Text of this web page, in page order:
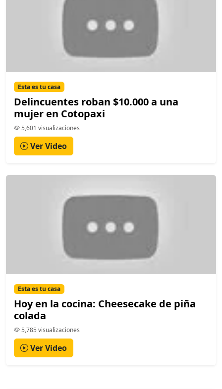
Esta es tu casa
Delincuentes roban $10.000 a una
mujer en Cotopaxi
5,601 visualizaciones
Ver Video
Esta es tu casa
Hoy en la cocina: Cheesecake de piña
colada
5,785 visualizaciones
Ver Video